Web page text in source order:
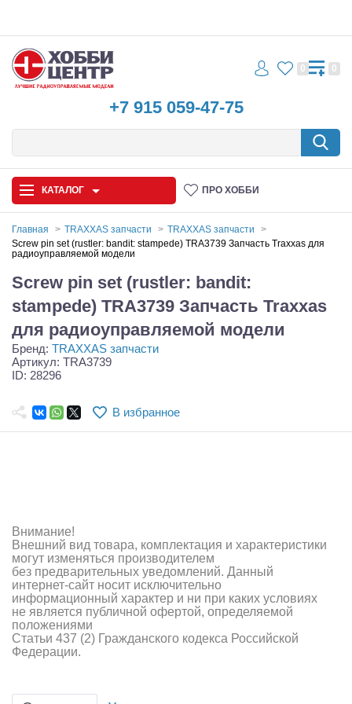
+7 915 059-47-75
0 0
КАТАЛОГ ПРО ХОББИ
Автомодели
Запчасти и аксессуары
Игрушки
Самолеты
Судомодели
Зарядные устройства и блоки питания
Двигатели
Технические жидкости
Инструмент,измерительные приборы,расходники
Главная TRAXXAS запчасти
TRAXXAS запчасти
Screw pin set (rustler: bandit: stampede) TRA3739 Запчасть Traxxas для
радиоуправляемой модели
Screw pin set (rustler: bandit:
stampede) TRA3739 Запчасть Traxxas
для радиоуправляемой модели
Бренд: TRAXXAS запчасти
Артикул: TRA3739
ID: 28296
В избранное
Внимание!
Внешний вид товара, комплектация и характеристики
могут изменяться производителем
без предварительных уведомлений. Данный
интернет-сайт носит исключительно
информационный характер и ни при каких условиях
не является публичной офертой, определяемой
положениями
Статьи 437 (2) Гражданского кодекса Российской
Федерации.